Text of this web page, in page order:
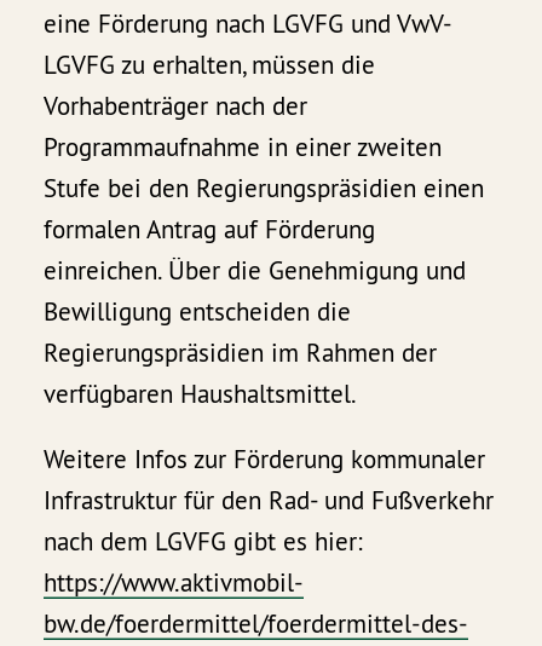
eine Förderung nach LGVFG und VwV-
LGVFG zu erhalten, müssen die
Vorhabenträger nach der
Programmaufnahme in einer zweiten
Stufe bei den Regierungspräsidien einen
formalen Antrag auf Förderung
einreichen. Über die Genehmigung und
Bewilligung entscheiden die
Regierungspräsidien im Rahmen der
verfügbaren Haushaltsmittel.
Weitere Infos zur Förderung kommunaler
Infrastruktur für den Rad- und Fußverkehr
nach dem LGVFG gibt es hier:
https://www.aktivmobil-
bw.de/foerdermittel/foerdermittel-des-